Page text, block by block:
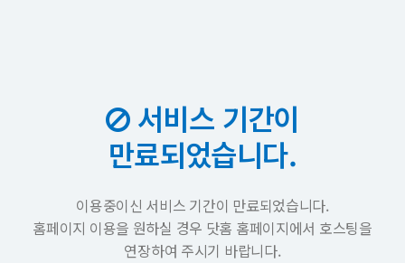
서비스 기간이
만료되었습니다.
이용중이신 서비스 기간이 만료되었습니다.
홈페이지 이용을 원하실 경우 닷홈 홈페이지에서 호스팅을
연장하여 주시기 바랍니다.